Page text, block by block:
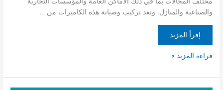
والصناعية والمنازل. وتعد تركيب وصيانة هذه الكاميرات من …
إقرأ المزيد
قراءة المزيد »